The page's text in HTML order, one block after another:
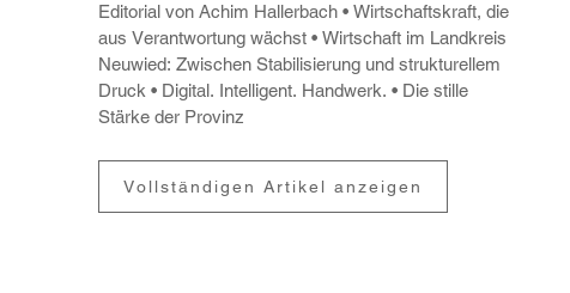
Edito­rial von Achim Haller­bach
Wirt­schafts­kraft, die
aus Verant­wor­tung wächst
Wirt­schaft im Land­kreis
Neuwied: Zwischen Stabi­li­sie­rung und struk­tu­rellem
Druck
Digital. Intel­li­gent. Hand­werk.
Die stille
Stärke der Provinz
Vollständigen Artikel anzeigen